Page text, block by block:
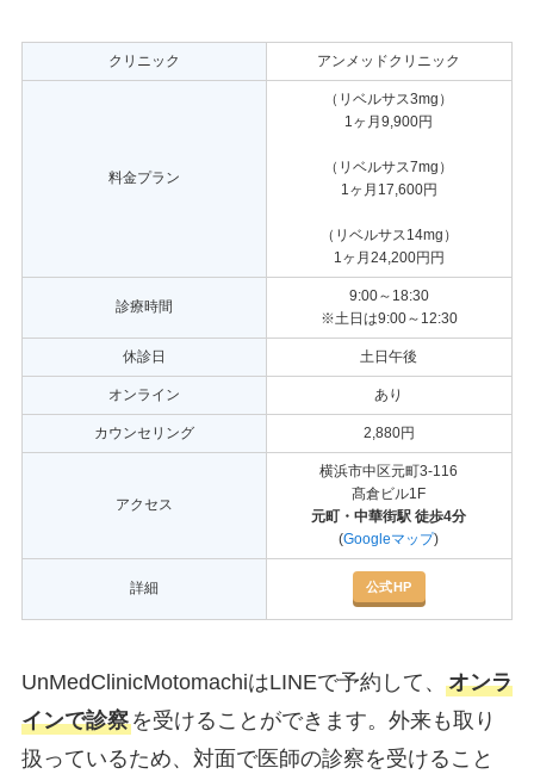
クリニック アンメッドクリニック
料金プラン
（リベルサス3mg）
1ヶ月9,900円
（リベルサス7mg）
1ヶ月17,600円
（リベルサス14mg）
1ヶ月24,200円円
診療時間
9:00～18:30
※土日は9:00～12:30
休診日 土日午後
オンライン あり
カウンセリング 2,880円
アクセス
横浜市中区元町3-116
髙倉ビル1F
元町・中華街駅 徒歩4分
(Googleマップ)
詳細 公式HP
UnMedClinicMotomachiはLINEで予約して、 オンラ
インで診察を受けることができます。外来も取り
扱っているため、対面で医師の診察を受けること